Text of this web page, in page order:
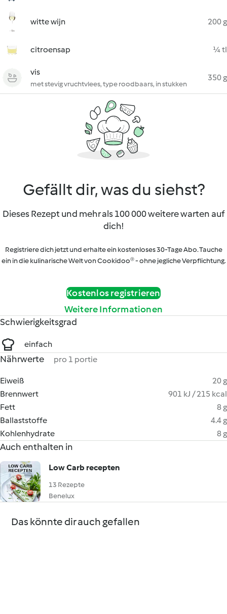
witte wijn 200 g
citroensap ¼ tl
vis
met stevig vruchtvlees, type roodbaars, in stukken
350 g
Gefällt dir, was du siehst?
Dieses Rezept und mehr als 100 000 weitere warten auf
dich!
Registriere dich jetzt und erhalte ein kostenloses 30-Tage Abo. Tauche
ein in die kulinarische Welt von Cookidoo® - ohne jegliche Verpflichtung.
Kostenlos registrieren
Weitere Informationen
Schwierigkeitsgrad
einfach
Nährwerte pro 1 portie
Eiweiß
20 g
Brennwert
901 kJ / 215 kcal
Fett
8 g
Ballaststoffe
4.4 g
Kohlenhydrate
8 g
Auch enthalten in
Low Carb recepten
13 Rezepte
Benelux
Das könnte dir auch gefallen